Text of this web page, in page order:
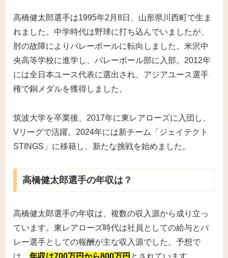
高橋健太郎選手は1995年2月8日、山形県川西町で生ま
れました。中学時代は野球に打ち込んでいましたが、
肘の故障によりバレーボールに転向しました。米沢中
央高等学校に進学し、バレーボール部に入部。2012年
には全日本ユース代表に選出され、アジアユース選手
権で銅メダルを獲得しました。
筑波大学を卒業後、2017年に東レアローズに入団し、
Vリーグで活躍。2024年には新チーム「ジェイテクト
STINGS」に移籍し、新たな挑戦を始めました。
高橋健太郎選手の年収は？
高橋健太郎選手の年収は、複数の収入源から成り立っ
ています。東レアローズ時代は社員としての給与とバ
レー選手としての報酬が主な収入源でした。予想で
は、 年収は700万円から800万円 とされています。